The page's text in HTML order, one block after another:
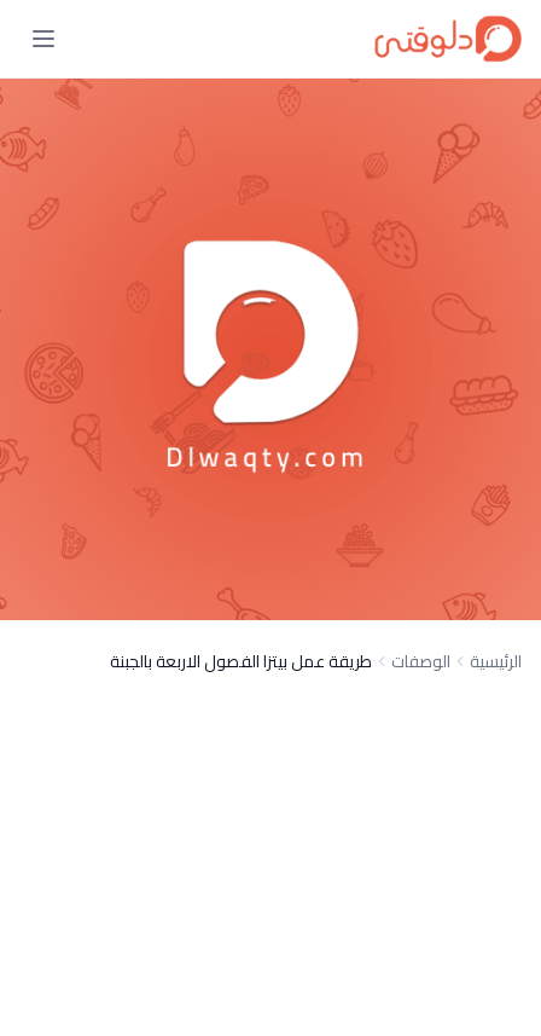
الرئيسية الوصفات طريقة عمل بيتزا الفصول الاربعة بالجبنة